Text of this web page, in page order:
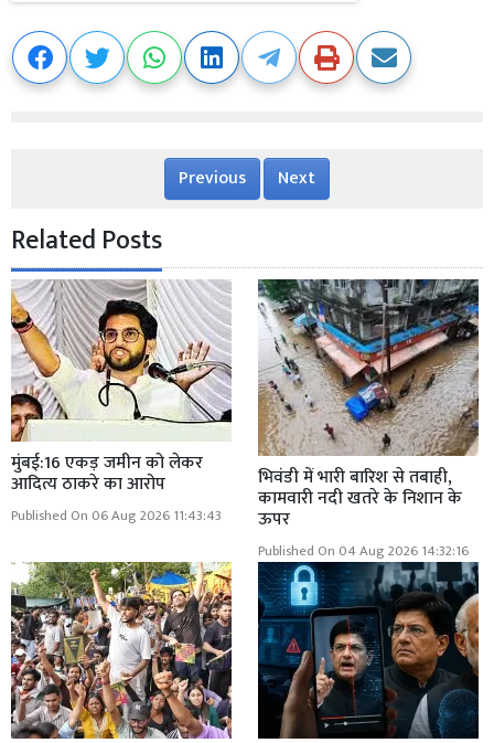
Previous Next
Related Posts
मुंबई:16 एकड़ जमीन को लेकर
आदित्य ठाकरे का आरोप
Published On 06 Aug 2026 11:43:43
भिवंडी में भारी बारिश से तबाही,
कामवारी नदी खतरे के निशान के
ऊपर
Published On 04 Aug 2026 14:32:16